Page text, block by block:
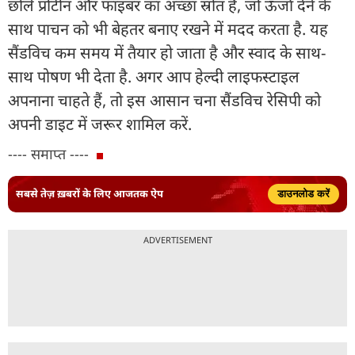
छोले प्रोटीन और फाइबर का अच्छा स्रोत है, जो ऊर्जा देने के
साथ पाचन को भी बेहतर बनाए रखने में मदद करता है. यह
सैंडविच कम समय में तैयार हो जाता है और स्वाद के साथ-
साथ पोषण भी देता है. अगर आप हेल्दी लाइफस्टाइल
अपनाना चाहते हैं, तो इस आसान चना सैंडविच रेसिपी को
अपनी डाइट में जरूर शामिल करें.
---- समाप्त ----
सबसे तेज़ ख़बरों के लिए आजतक ऐप डाउनलोड करें
ADVERTISEMENT